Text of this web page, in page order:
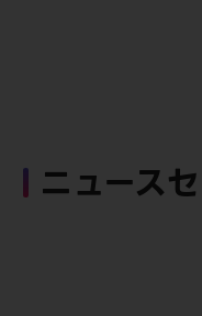
ニュース